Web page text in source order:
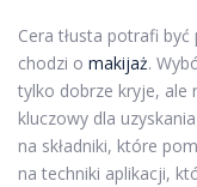
Cera tłusta potrafi
chodzi o makijaż.
tylko dobrze kryje, ale
kluczowy dla
na składniki, które
na techniki aplikacji,